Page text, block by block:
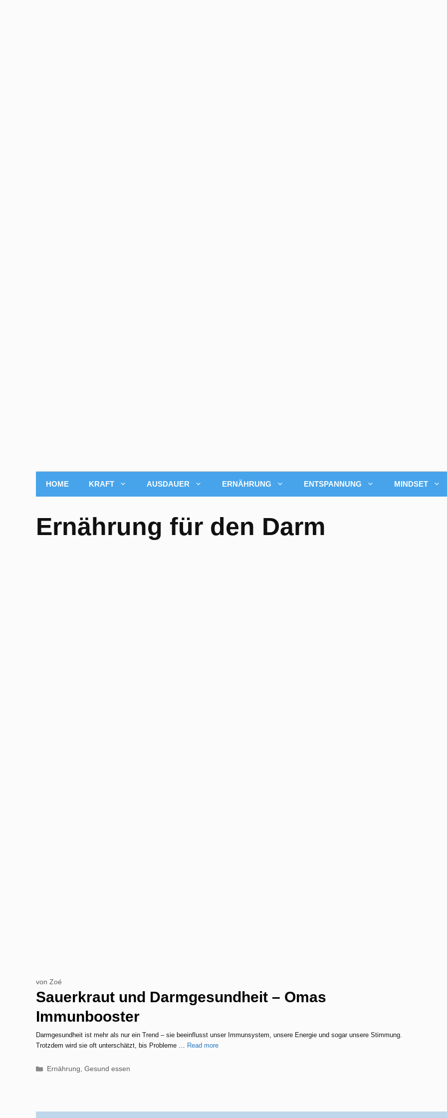
HOME KRAFT AUSDAUER ERNÄHRUNG ENTSPANNUNG MINDSET
Ernährung für den Darm
Sauerkraut und Darmgesundheit – Omas
Immunbooster
von Zoé
Darmgesundheit ist mehr als nur ein Trend – sie beeinflusst unser Immunsystem, unsere Energie und sogar unsere Stimmung.
Trotzdem wird sie oft unterschätzt, bis Probleme … Read more
Kategorien
Ernährung, Gesund essen